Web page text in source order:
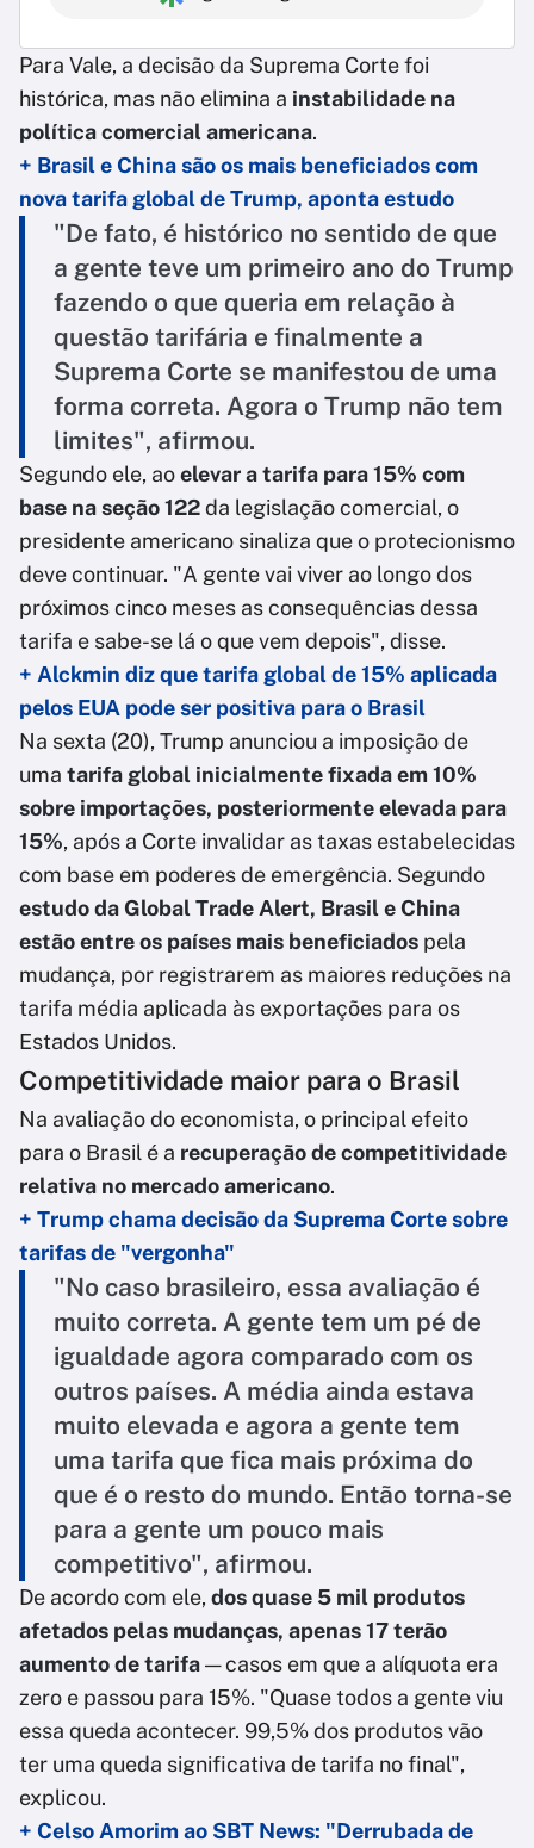
Para Vale, a decisão da Suprema Corte foi
histórica, mas não elimina a instabilidade na
política comercial americana.
+ Brasil e China são os mais beneficiados com
nova tarifa global de Trump, aponta estudo
"De fato, é histórico no sentido de que
a gente teve um primeiro ano do Trump
fazendo o que queria em relação à
questão tarifária e finalmente a
Suprema Corte se manifestou de uma
forma correta. Agora o Trump não tem
limites", afirmou.
Segundo ele, aoelevar a tarifa para 15% com
base na seção 122da legislação comercial, o
presidente americano sinaliza que o protecionismo
deve continuar. "A gente vai viver ao longo dos
próximos cinco meses as consequências dessa
tarifa e sabe-se lá o que vem depois", disse.
+ Alckmin diz que tarifa global de 15% aplicada
pelos EUA pode ser positiva para o Brasil
Na sexta (20), Trump anunciou a imposição de
uma tarifa global inicialmente fixada em 10%
sobre importações, posteriormente elevada para
15%, após a Corte invalidar as taxas estabelecidas
com base em poderes de emergência. Segundo
estudo da Global Trade Alert, Brasil e China
estão entre os países mais beneficiados pela
mudança, por registrarem as maiores reduções na
tarifa média aplicada às exportações para os
Estados Unidos.
Competitividade maior para o Brasil
Na avaliação do economista, o principal efeito
para o Brasil é a recuperação de competitividade
relativa no mercado americano.
+ Trump chama decisão da Suprema Corte sobre
tarifas de "vergonha"
"No caso brasileiro, essa avaliação é
muito correta. A gente tem um pé de
igualdade agora comparado com os
outros países. A média ainda estava
muito elevada e agora a gente tem
uma tarifa que fica mais próxima do
que é o resto do mundo. Então torna-se
para a gente um pouco mais
competitivo", afirmou.
De acordo com ele, dos quase 5 mil produtos
afetados pelas mudanças, apenas 17 terão
aumento de tarifa— casos em que a alíquota era
zero e passou para 15%. "Quase todos a gente viu
essa queda acontecer. 99,5% dos produtos vão
ter uma queda significativa de tarifa no final",
explicou.
+ Celso Amorim ao SBT News: "Derrubada de